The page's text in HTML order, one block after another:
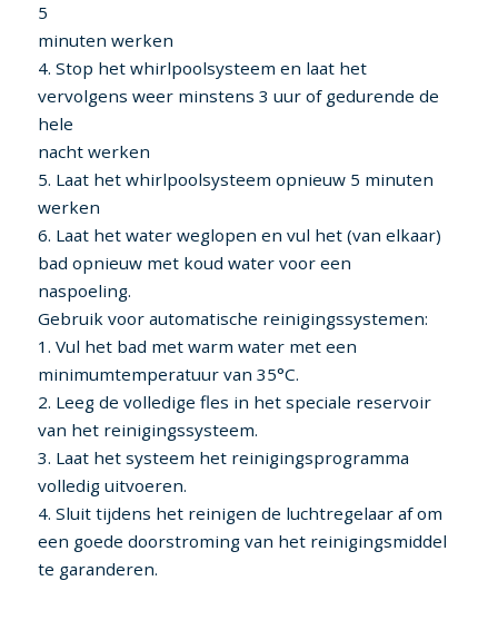
5
minuten werken
4. Stop het whirlpoolsysteem en laat het
vervolgens weer minstens 3 uur of gedurende de
hele
nacht werken
5. Laat het whirlpoolsysteem opnieuw 5 minuten
werken
6. Laat het water weglopen en vul het (van elkaar)
bad opnieuw met koud water voor een
naspoeling.
Gebruik voor automatische reinigingssystemen:
1. Vul het bad met warm water met een
minimumtemperatuur van 35°C.
2. Leeg de volledige fles in het speciale reservoir
van het reinigingssysteem.
3. Laat het systeem het reinigingsprogramma
volledig uitvoeren.
4. Sluit tijdens het reinigen de luchtregelaar af om
een goede doorstroming van het reinigingsmiddel
te garanderen.